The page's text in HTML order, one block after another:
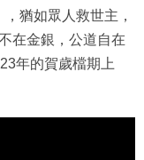
猶如眾人救世主，
在金銀，公道自在
年的賀歲檔期上